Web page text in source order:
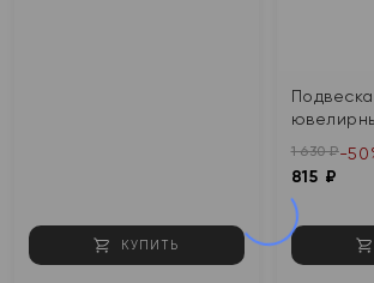
КУПИТЬ
1 630 ₽
815 ₽
-